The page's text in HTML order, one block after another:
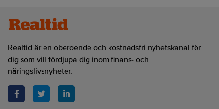
Realtid är en oberoende och kostnadsfri nyhetskanal för
dig som vill fördjupa dig inom finans- och
näringslivsnyheter.